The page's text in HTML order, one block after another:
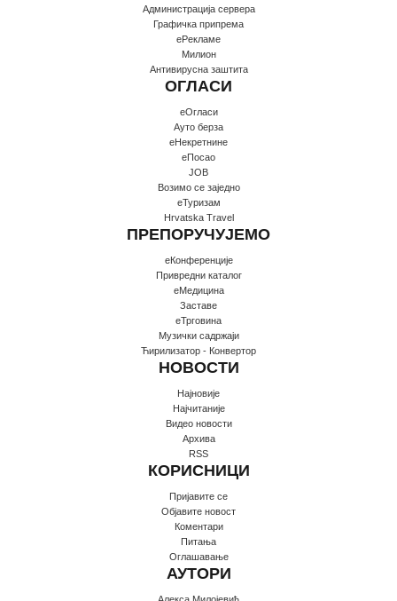
Администрација сервера
Графичка припрема
еРекламе
Милион
Антивирусна заштита
ОГЛАСИ
еОгласи
Ауто берза
еНекретнине
еПосао
JOB
Возимо се заједно
еТуризам
Hrvatska Travel
ПРЕПОРУЧУЈЕМО
еКонференције
Привредни каталог
еМедицина
Заставе
еТрговина
Музички садржаји
Ћирилизатор - Конвертор
НОВОСТИ
Најновије
Најчитаније
Видео новости
Архива
RSS
КОРИСНИЦИ
Пријавите се
Oбјавите новост
Коментари
Питања
Оглашавање
АУТОРИ